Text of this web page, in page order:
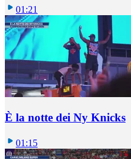
01:21
È la notte dei Ny Knicks
01:15